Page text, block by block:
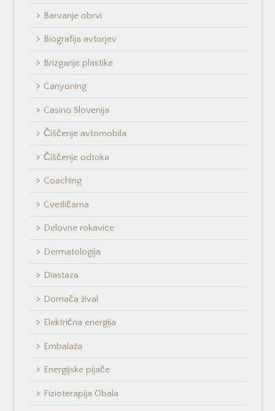
Barvanje obrvi
Biografija avtorjev
Brizganje plastike
Canyoning
Casino Slovenija
Čiščenje avtomobila
Čiščenje odtoka
Coaching
Cvetličarna
Delovne rokavice
Dermatologija
Diastaza
Domača žival
Električna energija
Embalaža
Energijske pijače
Fizioterapija Obala